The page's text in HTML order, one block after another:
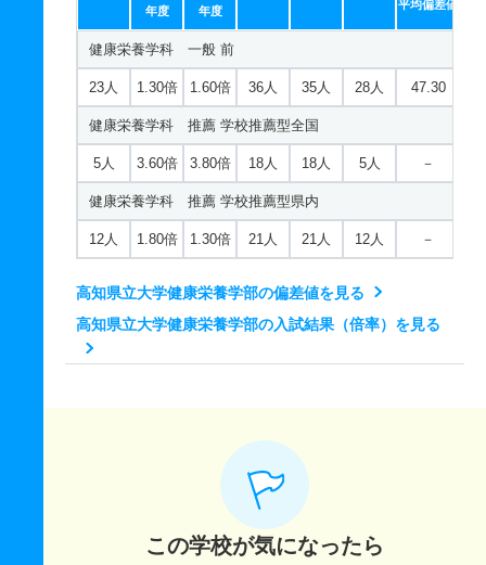
平均偏差値
年度 年度
健康栄養学科 一般 前
23人 1.30倍 1.60倍 36人 35人 28人 47.30
健康栄養学科 推薦 学校推薦型全国
5人 3.60倍 3.80倍 18人 18人 5人 －
健康栄養学科 推薦 学校推薦型県内
12人 1.80倍 1.30倍 21人 21人 12人 －
高知県立大学健康栄養学部の偏差値を見る
高知県立大学健康栄養学部の入試結果（倍率）を見る
この学校が気になったら